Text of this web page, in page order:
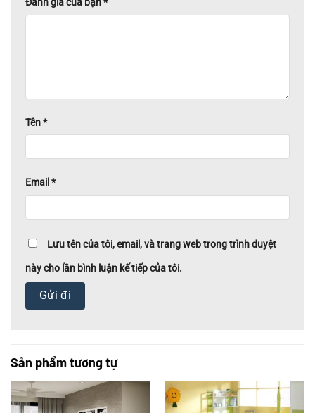
Tên*
Email*
Lưu tên của tôi, email, và trang web trong trình duyệt
này cho lần bình luận kế tiếp của tôi.
Sản phẩm tương tự